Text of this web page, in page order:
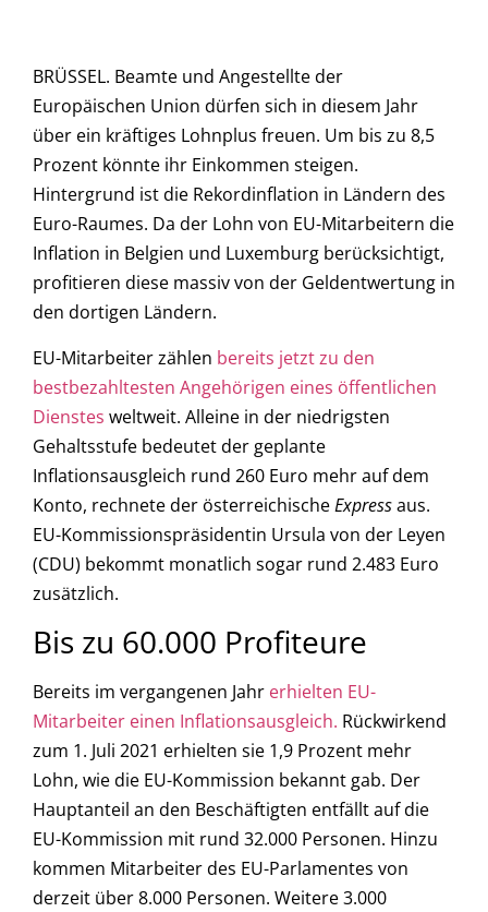
BRÜSSEL. Beamte und Angestellte der
Europäischen Union dürfen sich in diesem Jahr
über ein kräftiges Lohnplus freuen. Um bis zu 8,5
Prozent könnte ihr Einkommen steigen.
Hintergrund ist die Rekordinflation in Ländern des
Euro-Raumes. Da der Lohn von EU-Mitarbeitern die
Inflation in Belgien und Luxemburg berücksichtigt,
profitieren diese massiv von der Geldentwertung in
den dortigen Ländern.
EU-Mitarbeiter zählen bereits jetzt zu den
bestbezahltesten Angehörigen eines öffentlichen
Dienstes weltweit. Alleine in der niedrigsten
Gehaltsstufe bedeutet der geplante
Inflationsausgleich rund 260 Euro mehr auf dem
Konto, rechnete der österreichischeExpressaus.
EU-Kommissionspräsidentin Ursula von der Leyen
(CDU) bekommt monatlich sogar rund 2.483 Euro
zusätzlich.
Bis zu 60.000 Profiteure
Bereits im vergangenen Jahr erhielten EU-
Mitarbeiter einen Inflationsausgleich. Rückwirkend
zum 1. Juli 2021 erhielten sie 1,9 Prozent mehr
Lohn, wie die EU-Kommission bekannt gab. Der
Hauptanteil an den Beschäftigten entfällt auf die
EU-Kommission mit rund 32.000 Personen. Hinzu
kommen Mitarbeiter des EU-Parlamentes von
derzeit über 8.000 Personen. Weitere 3.000